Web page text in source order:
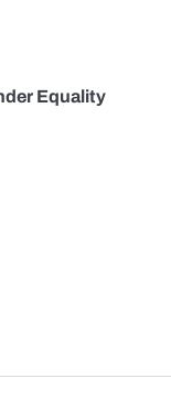
Equality